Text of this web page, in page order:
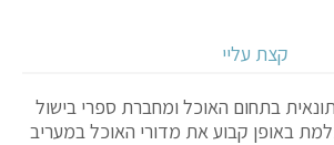
קצת עליי
בתחום האוכל ומחברת ספרי בישול
באופן קבוע את מדורי האוכל במעריב